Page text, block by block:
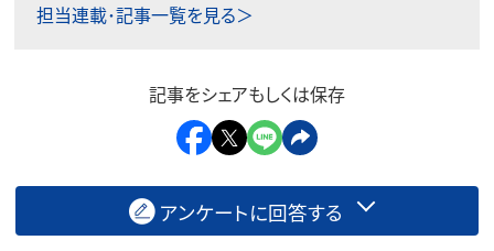
担当連載･記事一覧を見る＞
記事をシェアもしくは保存
アンケートに回答する